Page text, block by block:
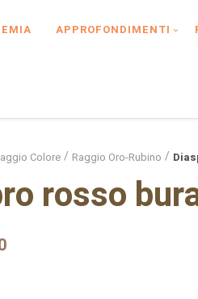
APPROFONDIMENTI
Colore Raggio Oro-Rubino
rosso